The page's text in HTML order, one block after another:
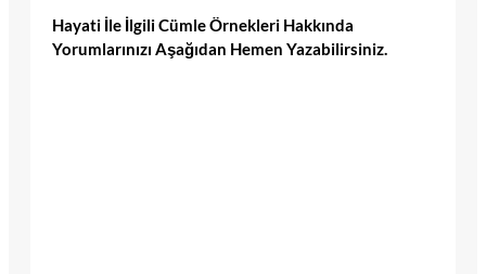
Hayati İle İlgili Cümle Örnekleri Hakkında
Yorumlarınızı Aşağıdan Hemen Yazabilirsiniz.